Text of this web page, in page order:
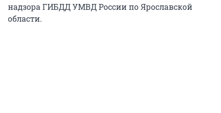
надзора ГИБДД УМВД России по Ярославской
области.